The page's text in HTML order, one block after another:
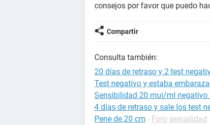
consejos por favor que puedo
Compartir
Consulta también:
20 días de retraso y 2 test
Test negativo y estaba
Sensibilidad 20 mui/ml negativo
4 días de retraso y sale los test
Pene de 20 cm - Foro sexualidad